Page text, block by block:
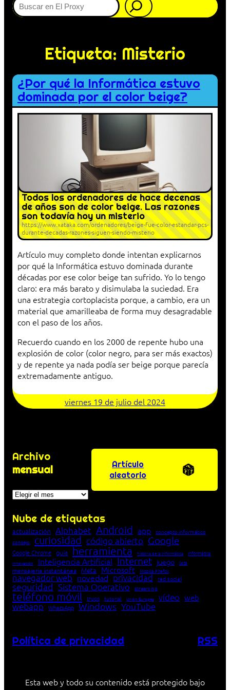
Etiqueta: Misterio
¿Por qué la Informática estuvo
dominada por el color beige?
Todos los ordenadores de hace decenas
de años son de color beige. Las razones
son todavía hoy un misterio
https://www.xataka.com/ordenadores/beige-fue-color-estandar-pcs-
durante-decadas-razones-siguen-siendo-misterio
Artículo muy completo donde intentan explicarnos
por qué la Informática estuvo dominada durante
décadas por ese color beige tan sufrido. Yo lo tengo
claro: era más barato y disimulaba la suciedad. Era
una estrategia cortoplacista porque, a cambio, era un
material que amarilleaba de forma muy desagradable
con el paso de los años.
Recuerdo cuando en los 2000 de repente hubo una
explosión de color (color negro, para ser más exactos)
y de repente ya nada podía ser beige porque parecía
extremadamente antiguo.
viernes 19 de julio del 2024
Archivo
mensual
Archivos
Artículo
aleatorio
Nube de etiquetas
actualización Alphabet Android app concepto informático
consejo
curiosidad código abierto Google
Google Chrome guía herramienta historia de la Informática Informática
innovación Inteligencia Artificial Internet juego lista
mensajería instantánea Meta Microsoft Mozilla Firefox
navegador web novedad privacidad red social
seguridad Sistema Operativo streaming
teléfono móvil truco tutorial Unión Europea vídeo web
webapp WhatsApp Windows YouTube
Política de privacidad RSS
Esta web y todo su contenido está protegido bajo